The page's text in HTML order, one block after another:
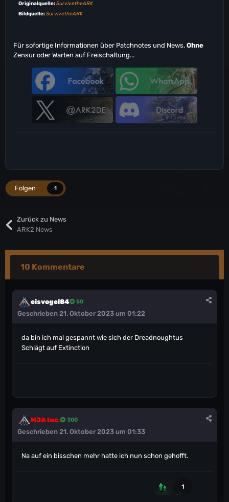
Originalquelle:SurvivetheARK
Bildquelle:SurvivetheARK
Für sofortige Informationen über Patchnotes und News. Ohne
Zensur oder Warten auf Freischaltung...
Folgen 1
Zurück zu News
ARK2 News
10 Kommentare
eisvogel84 50
Geschrieben 21. Oktober 2023 um 01:22
da bin ich mal gespannt wie sich der Dreadnoughtus
Schlägt auf Extinction
MJA Inc. 300
Geschrieben 21. Oktober 2023 um 01:33
Na auf ein bisschen mehr hatte ich nun schon gehofft.
1